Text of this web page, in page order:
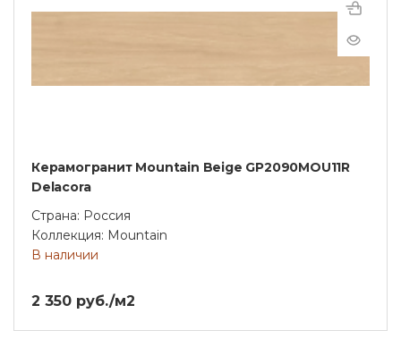
Керамогранит Mountain Beige GP2090MOU11R
Delacora
Страна: Россия
Коллекция: Mountain
В наличии
2 350 руб./м2